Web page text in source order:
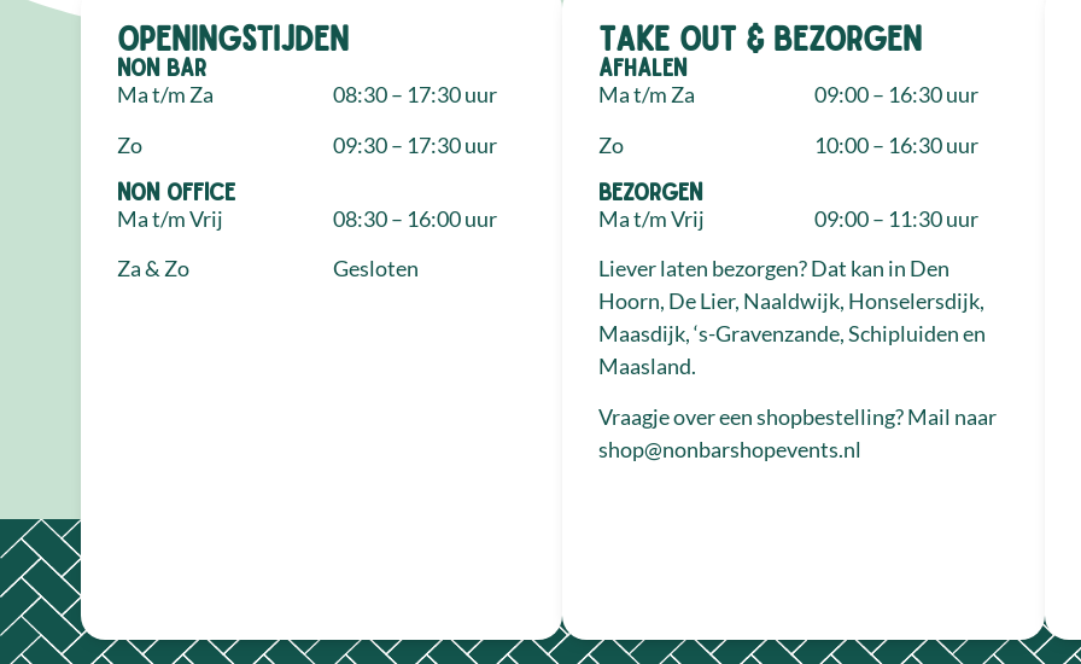
Openingstijden
NON Bar
Ma t/m Za
Zo
08:30 – 17:30 uur
09:30 – 17:30 uur
NON Office
Ma t/m Vrij
Za & Zo
08:30 – 16:00 uur
Gesloten
Take out & bezorgen
Afhalen
Ma t/m Za
Zo
09:00 – 16:30 uur
10:00 – 16:30 uur
Bezorgen
Ma t/m Vrij
09:00 – 11:30 uur
Liever laten bezorgen? Dat kan in Den
Hoorn, De Lier, Naaldwijk, Honselersdijk,
Maasdijk, ‘s-Gravenzande, Schipluiden en
Maasland.
Vraagje over een shopbestelling? Mail naar
shop@nonbarshopevents.nl